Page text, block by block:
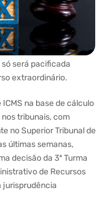
será pacificada
extraordinário.
na base de cálculo
tribunais, com
no Superior Tribunal de
últimas semanas,
decisão da 3ª Turma
de Recursos
jurisprudência